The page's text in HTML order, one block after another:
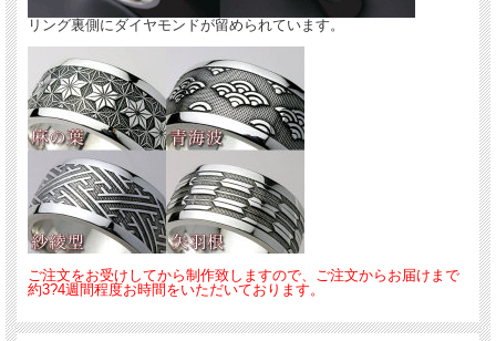
リング裏側にダイヤモンドが留められています。
ご注文をお受けしてから制作致しますので、ご注文からお届けまで
約3?4週間程度お時間をいただいております。